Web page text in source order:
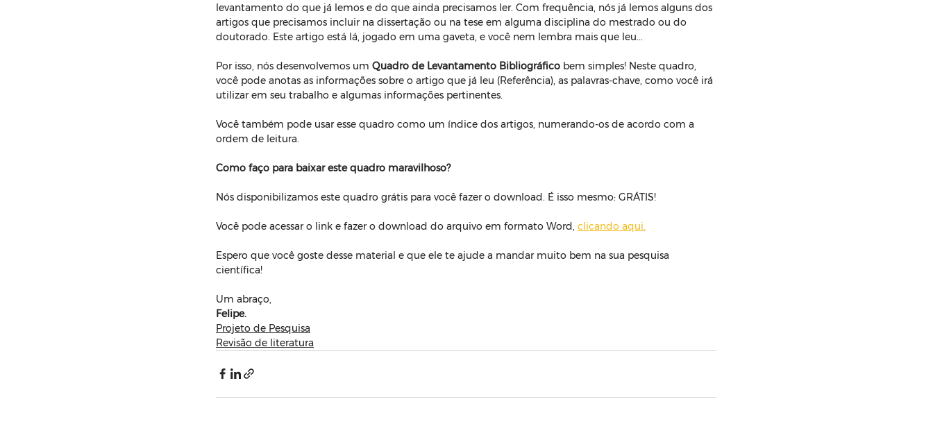
levantamento do que já lemos e do que ainda precisamos ler. Com frequência, nós já lemos alguns dos
artigos que precisamos incluir na dissertação ou na tese em alguma disciplina do mestrado ou do
doutorado. Este artigo está lá, jogado em uma gaveta, e você nem lembra mais que leu...
Por isso, nós desenvolvemos um Quadro de Levantamento Bibliográfico bem simples! Neste quadro,
você pode anotas as informações sobre o artigo que já leu (Referência), as palavras-chave, como você irá
utilizar em seu trabalho e algumas informações pertinentes.
Você também pode usar esse quadro como um índice dos artigos, numerando-os de acordo com a
ordem de leitura.
Como faço para baixar este quadro maravilhoso?
Nós disponibilizamos este quadro grátis para você fazer o download. É isso mesmo: GRÁTIS!
Você pode acessar o link e fazer o download do arquivo em formato Word, clicando aqui.
Espero que você goste desse material e que ele te ajude a mandar muito bem na sua pesquisa
científica!
Um abraço,
Felipe.
Projeto de Pesquisa
Revisão de literatura